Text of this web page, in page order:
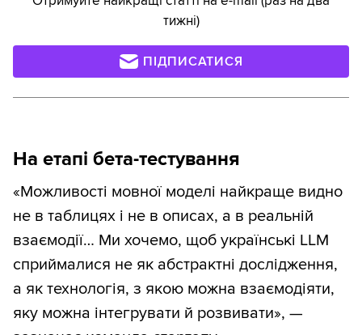
тижні)
ПІДПИСАТИСЯ
На етапі бета-тестування
«Можливості мовної моделі найкраще видно
не в таблицях і не в описах, а в реальній
взаємодії… Ми хочемо, щоб українські LLM
сприймалися не як абстрактні дослідження,
а як технологія, з якою можна взаємодіяти,
яку можна інтегрувати й розвивати», —